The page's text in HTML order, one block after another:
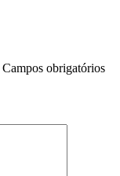
Campos obrigatórios